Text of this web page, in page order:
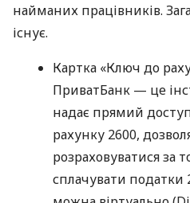
найманих працівників.
існує.
Картка «Ключ до
ПриватБанк — це
надає прямий
рахунку 2600,
розраховуватися за
сплачувати податки